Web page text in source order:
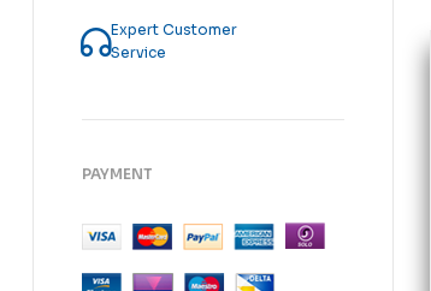
Expert Customer
Service
PAYMENT